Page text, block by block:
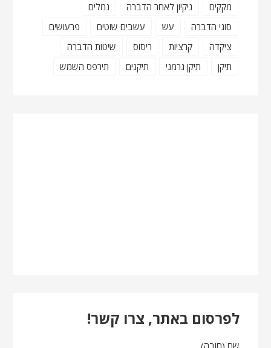
מקקים
ניקיון לאחר הדברה
נמלים
סוגי הדברה
עש עשבים שוטים
פרעושים
ציקדה
קרציות ריסוס
שיטות הדברה
תיקן
תיקן גרמני תיקנים תירפס השמש
לפרסום באתר, צרו קשר!
שם (חובה)